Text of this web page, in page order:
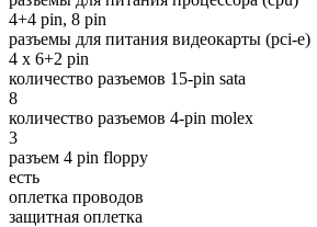
4+4 pin, 8 pin
разъемы для питания видеокарты (pci-e)
4 x 6+2 pin
количество разъемов 15-pin sata
8
количество разъемов 4-pin molex
3
разъем 4 pin floppy
есть
оплетка проводов
защитная оплетка